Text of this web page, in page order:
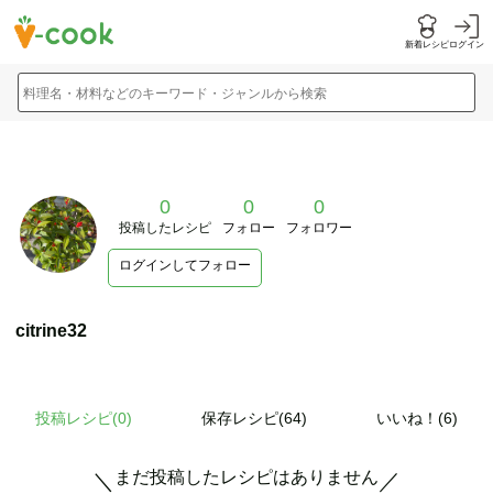
新着レシピログイン
料理名・材料などのキーワード・ジャンルから検索
0
投稿したレシピ
0
フォロー
0
フォロワー
ログインしてフォロー
citrine32
投稿レシピ(0) 保存レシピ(64) いいね！(6)
＼ まだ投稿したレシピはありません ／